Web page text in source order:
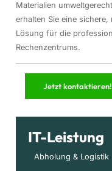
Materialien
erhalten Sie eine
Lösung für die
Rechenzentrums.
Jetzt kontaktieren!
IT-Leistung
Abholung & Logistik